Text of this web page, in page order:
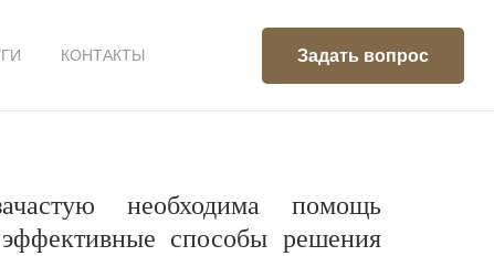
КОНТАКТЫ Задать вопрос
необходима помощь
способы решения